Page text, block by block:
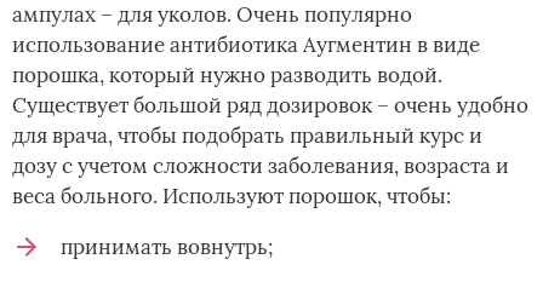
ампулах – для уколов. Очень популярно
использование антибиотика Аугментин в виде
порошка, который нужно разводить водой.
Существует большой ряд дозировок – очень удобно
для врача, чтобы подобрать правильный курс и
дозу с учетом сложности заболевания, возраста и
веса больного. Используют порошок, чтобы:
принимать вовнутрь;